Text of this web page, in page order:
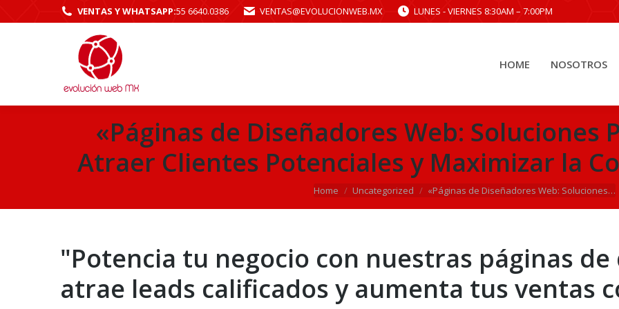
VENTAS Y WHATSAPP:55 6640.0386 VENTAS@EVOLUCIONWEB.MX LUNES - VIERNES 8:30AM – 7:00PM
HOME NOSOTROS
«Páginas de Diseñadores Web: Soluciones
Atraer Clientes Potenciales y Maximizar la
You are here:
Home Uncategorized «Páginas de Diseñadores Web: Soluciones…
"Potencia tu negocio con nuestras páginas
atrae leads calificados y aumenta tus ventas
HOME NOSOTROS